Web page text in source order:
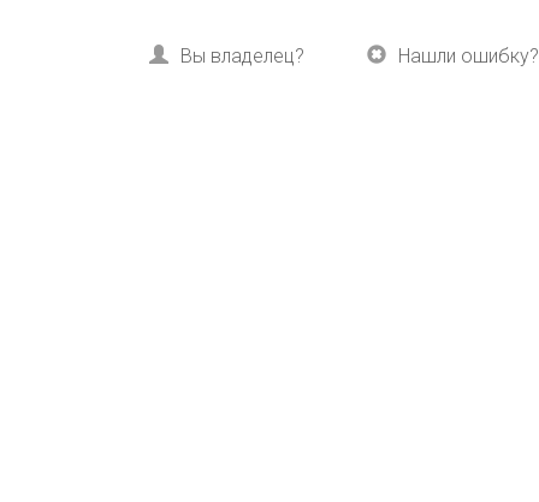
Вы владелец? Нашли ошибку?